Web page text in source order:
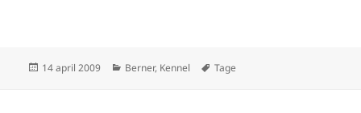
Postat
14 april 2009 Kategorier
Berner, Kennel Taggar
Tage